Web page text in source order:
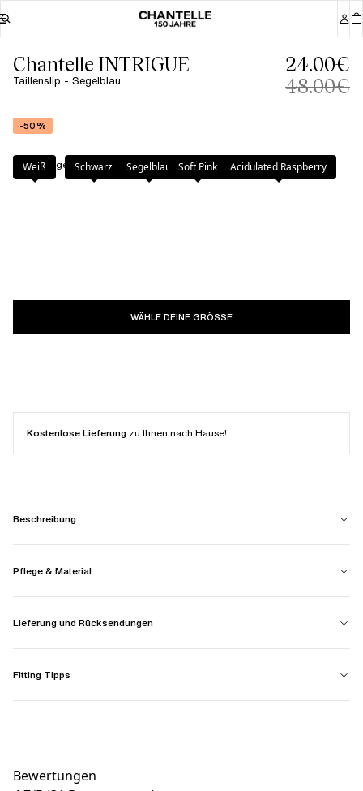
Chantelle INTRIGUE
Taillenslip - Segelblau
24.00€
48.00€
-50%
Farbe:Segelblau
Weiß Schwarz Segelblau Soft Pink Acidulated Raspberry
WÄHLE DEINE GRÖSSE
Kostenlose Lieferung zu Ihnen nach Hause!
Beschreibung
Pflege & Material
Lieferung und Rücksendungen
Fitting Tipps
Bewertungen